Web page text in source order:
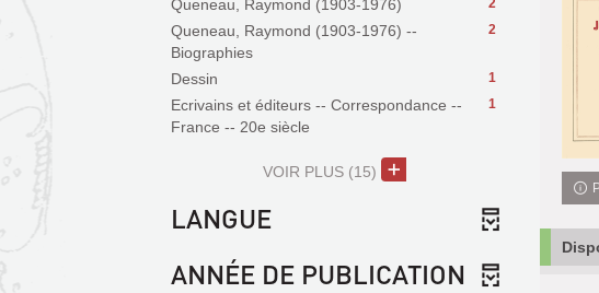
2
Queneau, Raymond (1903-1976)
2
Queneau, Raymond (1903-1976) --
Biographies
1
Dessin
1
Ecrivains et éditeurs -- Correspondance --
France -- 20e siècle
VOIR PLUS (15)
LANGUE
ANNÉE DE PUBLICATION